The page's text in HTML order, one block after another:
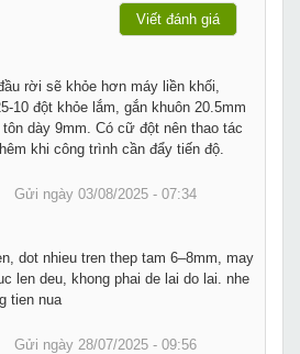
Viết đánh giá
rời sẽ khỏe hơn máy liền khối,
10 đột khỏe lắm, gắn khuôn 20.5mm
dày 9mm. Có cữ đột nên thao tác
khi công trình cần đẩy tiến độ.
Gửi ngày 03/08/2025 - 07:34
dot nhieu tren thep tam 6–8mm, may
len deu, khong phai de lai do lai. nhe
tien nua
Gửi ngày 28/07/2025 - 09:56